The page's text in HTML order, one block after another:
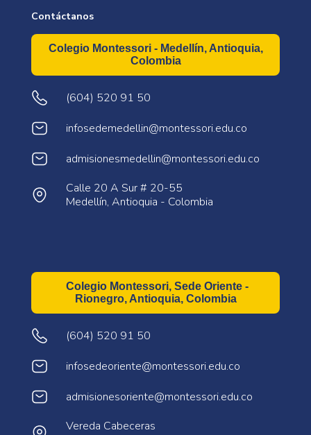
Contáctanos
Colegio Montessori - Medellín, Antioquia,
Colombia
(604) 520 91 50
infosedemedellin@montessori.edu.co
admisionesmedellin@montessori.edu.co
Calle 20 A Sur # 20-55
Medellín, Antioquia - Colombia
Colegio Montessori, Sede Oriente -
Rionegro, Antioquia, Colombia
(604) 520 91 50
infosedeoriente@montessori.edu.co
admisionesoriente@montessori.edu.co
Vereda Cabeceras